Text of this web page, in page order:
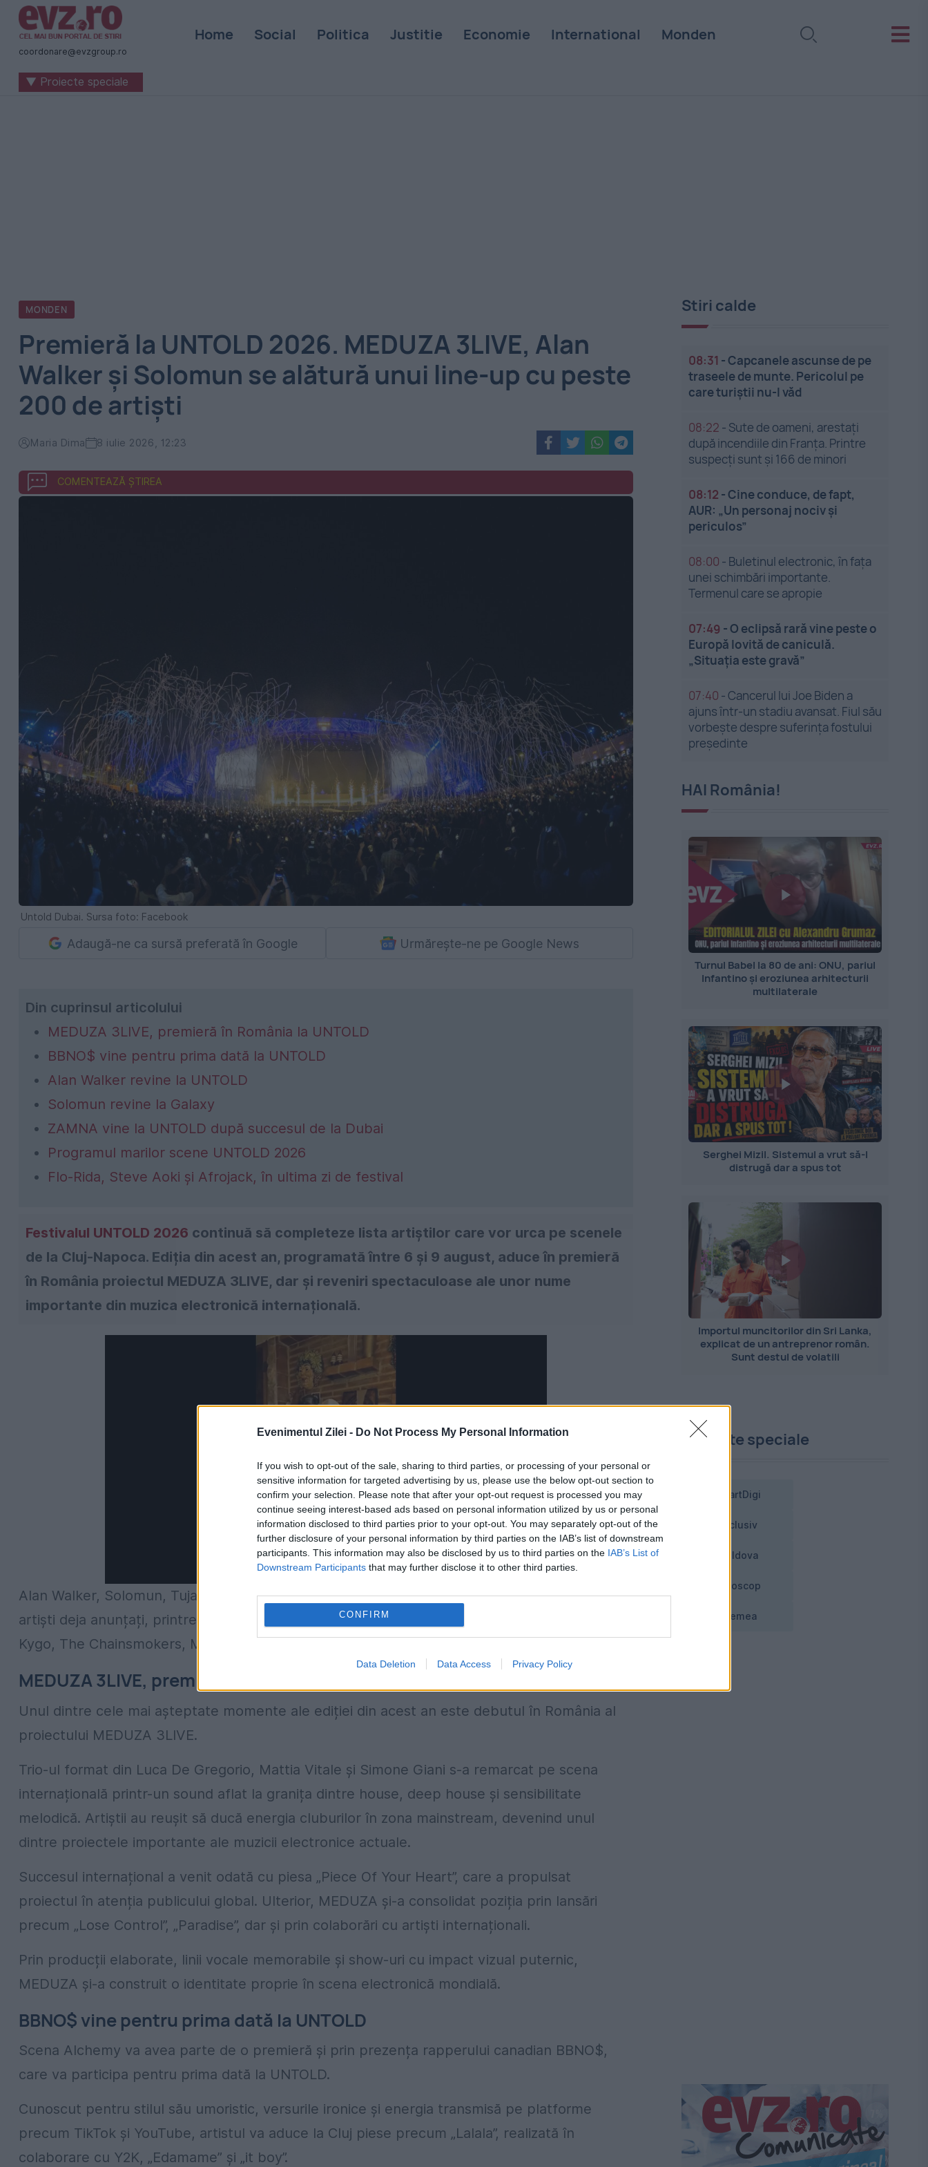
Evenimentul Zilei - Do Not Process My Personal Information
If you wish to opt-out of the sale, sharing to third parties, or processing of your personal or
sensitive information for targeted advertising by us, please use the below opt-out section to
confirm your selection. Please note that after your opt-out request is processed you may
continue seeing interest-based ads based on personal information utilized by us or personal
information disclosed to third parties prior to your opt-out. You may separately opt-out of the
further disclosure of your personal information by third parties on the IAB’s list of downstream
participants. This information may also be disclosed by us to third parties on the IAB’s List of
Downstream Participants that may further disclose it to other third parties.
CONFIRM
Data Deletion Data Access Privacy Policy
Știri
naționale
internaționale
coordonare@evzgroup.ro
Home Social Politica Justitie Economie International Monden
▼ Proiecte speciale
MONDEN
Premieră la UNTOLD 2026. MEDUZA 3LIVE, Alan
Walker și Solomun se alătură unui line-up cu peste
200 de artiști
Maria Dima 8 iulie 2026, 12:23
COMENTEAZĂ ȘTIREA
Untold Dubai. Sursa foto: Facebook
Adaugă-ne ca sursă preferată în Google Urmărește-ne pe Google News
Din cuprinsul articolului
MEDUZA 3LIVE, premieră în România la UNTOLD
BBNO$ vine pentru prima dată la UNTOLD
Alan Walker revine la UNTOLD
Solomun revine la Galaxy
ZAMNA vine la UNTOLD după succesul de la Dubai
Programul marilor scene UNTOLD 2026
Flo-Rida, Steve Aoki și Afrojack, în ultima zi de festival
Festivalul UNTOLD 2026 continuă să completeze lista artiștilor care vor urca pe scenele
de la Cluj-Napoca. Ediția din acest an, programată între 6 și 9 august, aduce în premieră
în România proiectul MEDUZA 3LIVE, dar și reveniri spectaculoase ale unor nume
importante din muzica electronică internațională.
Alan Walker, Solomun, Tujamo, BBNO$ și Padre Guilherme se alătură celor peste 200 de
artiști deja anunțați, printre care se numără Sting, Lewis Capaldi, Zara Larsson, Flo-Rida,
Kygo, The Chainsmokers, Martin Garrix și Carl Cox.
MEDUZA 3LIVE, premieră în România la UNTOLD
Unul dintre cele mai așteptate momente ale ediției din acest an este debutul în România al
proiectului MEDUZA 3LIVE.
Trio-ul format din Luca De Gregorio, Mattia Vitale și Simone Giani s-a remarcat pe scena
internațională printr-un sound aflat la granița dintre house, deep house și sensibilitate
melodică. Artiștii au reușit să ducă energia cluburilor în zona mainstream, devenind unul
dintre proiectele importante ale muzicii electronice actuale.
Succesul internațional a venit odată cu piesa „Piece Of Your Heart”, care a propulsat
proiectul în atenția publicului global. Ulterior, MEDUZA și-a consolidat poziția prin lansări
precum „Lose Control”, „Paradise”, dar și prin colaborări cu artiști internaționali.
Prin producții elaborate, linii vocale memorabile și show-uri cu impact vizual puternic,
MEDUZA și-a construit o identitate proprie în scena electronică mondială.
BBNO$ vine pentru prima dată la UNTOLD
Scena Alchemy va avea parte de o premieră și prin prezența rapperului canadian BBNO$,
care va participa pentru prima dată la UNTOLD.
Cunoscut pentru stilul său umoristic, versurile ironice și energia transmisă pe platforme
precum TikTok și YouTube, artistul va aduce la Cluj piese precum „Lalala”, realizată în
colaborare cu Y2K, „Edamame” și „it boy”.
Stiri calde
08:31 -Capcanele ascunse de pe
traseele de munte. Pericolul pe
care turiștii nu-l văd
08:22 - Sute de oameni, arestați
după incendiile din Franța. Printre
suspecți sunt și 166 de minori
08:12 -Cine conduce, de fapt,
AUR: „Un personaj nociv și
periculos”
08:00 - Buletinul electronic, în fața
unei schimbări importante.
Termenul care se apropie
07:49 -O eclipsă rară vine peste o
Europă lovită de caniculă.
„Situația este gravă”
07:40 -Cancerul lui Joe Biden a
ajuns într-un stadiu avansat. Fiul său
vorbește despre suferința fostului
președinte
HAI România!
Turnul Babel la 80 de ani: ONU, pariul
Infantino și eroziunea arhitecturii
multilaterale
Serghei Mizil. Sistemul a vrut să-l
distrugă dar a spus tot
Importul muncitorilor din Sri Lanka,
explicat de un antreprenor român.
Sunt destul de volatili
Proiecte speciale
SmartDigi
Exclusiv
Moldova
Horoscop
Vremea